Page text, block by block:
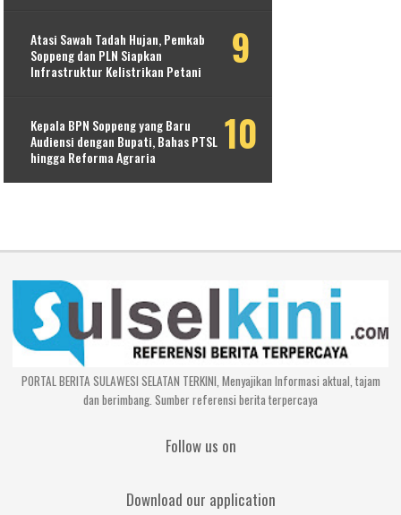
Atasi Sawah Tadah Hujan, Pemkab
Soppeng dan PLN Siapkan
Infrastruktur Kelistrikan Petani
Kepala BPN Soppeng yang Baru
Audiensi dengan Bupati, Bahas PTSL
hingga Reforma Agraria
PORTAL BERITA SULAWESI SELATAN TERKINI, Menyajikan Informasi aktual, tajam
dan berimbang. Sumber referensi berita terpercaya
Follow us on
Download our application